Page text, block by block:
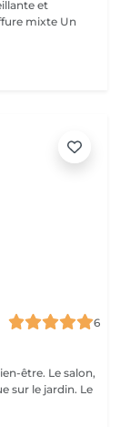
et
mixte Un
6
être. Le salon,
sur le jardin. Le